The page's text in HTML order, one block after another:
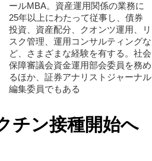
ールMBA。資産運用関係の業務に
25年以上にわたって従事し、債券
投資、資産配分、クオンツ運用、リ
スク管理、運用コンサルティングな
ど、さまざまな経験を有する。社会
保障審議会資金運用部会委員を務め
るほか、証券アナリストジャーナル
編集委員でもある
チン接種開始へ